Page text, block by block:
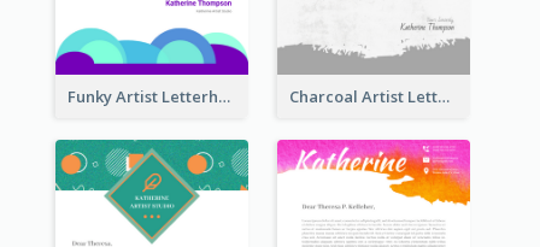
Funky Artist Letterhead Charcoal Artist Letterhead